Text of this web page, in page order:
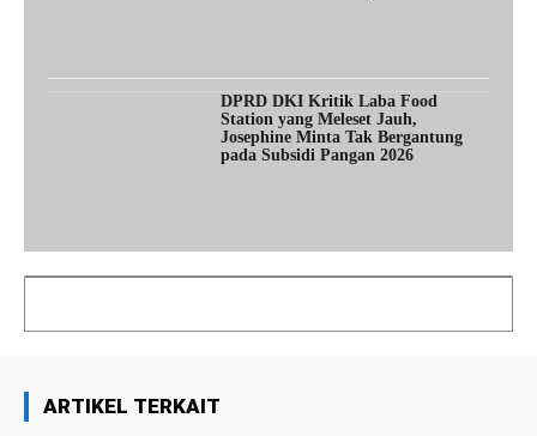
DPRD DKI Kritik Laba Food
Station yang Meleset Jauh,
Josephine Minta Tak Bergantung
pada Subsidi Pangan 2026
ARTIKEL TERKAIT